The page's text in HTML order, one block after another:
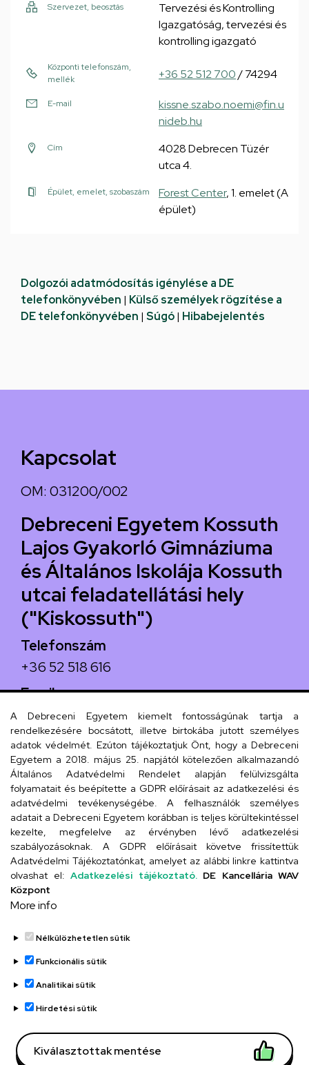
Szervezet, beosztás
Tervezési és Kontrolling
Igazgatóság, tervezési és
kontrolling igazgató
Központi telefonszám,
mellék
+36 52 512 700/ 74294
E-mail
kissne.szabo.noemi@fin.u
nideb.hu
Cím
4028 Debrecen Tüzér
utca 4.
Épület, emelet, szobaszám Forest Center, 1. emelet (A
épület)
Dolgozói adatmódosítás igénylése a DE
telefonkönyvében | Külső személyek rögzítése a
DE telefonkönyvében | Súgó| Hibabejelentés
Kapcsolat
OM: 031200/002
Debreceni Egyetem Kossuth
Lajos Gyakorló Gimnáziuma
és Általános Iskolája Kossuth
utcai feladatellátási hely
("Kiskossuth")
Telefonszám
+36 52 518 616
Email
iskola@kossuth-alt.unideb.hu
Cím
4024 Debrecen, Kossuth utca 33.
Szervezeti telefonkönyv
UD telefonkönyv
Adatvédelem
Adatvédelem
Régi oldal
A Debreceni Egyetem kiemelt fontosságúnak tartja a
rendelkezésére bocsátott, illetve birtokába jutott személyes
adatok védelmét. Ezúton tájékoztatjuk Önt, hogy a Debreceni
Egyetem a 2018. május 25. napjától kötelezően alkalmazandó
Általános Adatvédelmi Rendelet alapján felülvizsgálta
folyamatait és beépítette a GDPR előírásait az adatkezelési és
adatvédelmi tevékenységébe. A felhasználók személyes
adatait a Debreceni Egyetem korábban is teljes körültekintéssel
kezelte, megfelelve az érvényben lévő adatkezelési
szabályozásoknak. A GDPR előírásait követve frissítettük
Adatvédelmi Tájékoztatónkat, amelyet az alábbi linkre kattintva
olvashat el: Adatkezelési tájékoztató. DE Kancellária WAV
Központ
More info
Nélkülözhetetlen sütik
Funkcionális sütik
Analitikai sütik
Hirdetési sütik
Kiválasztottak mentése